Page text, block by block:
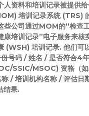
人资料和培训记录被提供
培训记录系统 (TRS)
些公司通过MOM的“检查
康培训记录”电子服务来核
(WSH) 培训记录. 他们可
号码 / 姓名 / 是否符合4
SSIC/MSOC) 资格（
/ 培训机构名称 / 评估日
结果.